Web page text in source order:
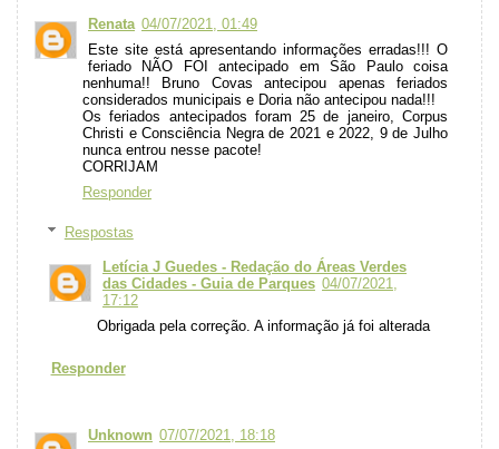
Renata 04/07/2021, 01:49
Este site está apresentando informações erradas!!! O
feriado NÃO FOI antecipado em São Paulo coisa
nenhuma!! Bruno Covas antecipou apenas feriados
considerados municipais e Doria não antecipou nada!!!
Os feriados antecipados foram 25 de janeiro, Corpus
Christi e Consciência Negra de 2021 e 2022, 9 de Julho
nunca entrou nesse pacote!
CORRIJAM
Responder
Respostas
Letícia J Guedes - Redação do Áreas Verdes
das Cidades - Guia de Parques 04/07/2021,
17:12
Obrigada pela correção. A informação já foi alterada
Responder
Unknown 07/07/2021, 18:18